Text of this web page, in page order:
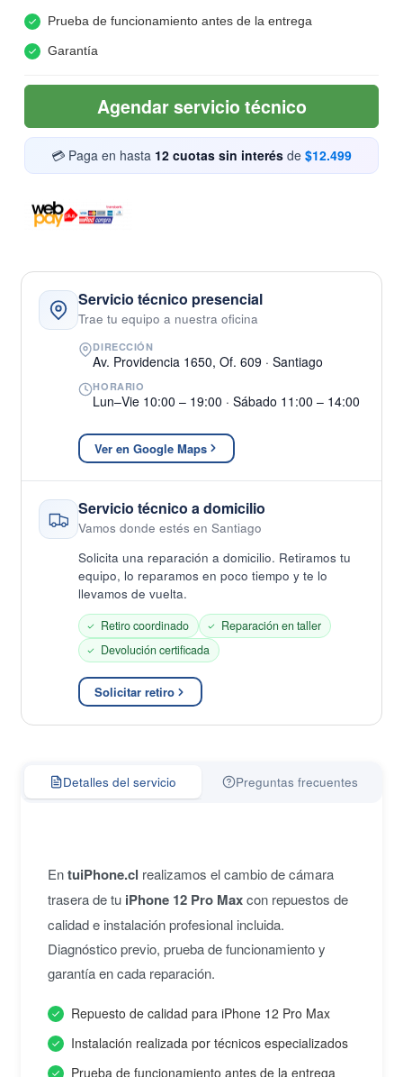
Prueba de funcionamiento antes de la entrega
Garantía
Agendar servicio técnico
💳 Paga en hasta 12 cuotas sin interés de $12.499
Servicio técnico presencial
Trae tu equipo a nuestra oficina
DIRECCIÓN
Av. Providencia 1650, Of. 609 · Santiago
HORARIO
Lun–Vie 10:00 – 19:00 · Sábado 11:00 – 14:00
Ver en Google Maps
Servicio técnico a domicilio
Vamos donde estés en Santiago
Solicita una reparación a domicilio. Retiramos tu
equipo, lo reparamos en poco tiempo y te lo
llevamos de vuelta.
Retiro coordinado
Reparación en taller
Devolución certificada
Solicitar retiro
Detalles del servicio Preguntas frecuentes
EntuiPhone.cl realizamos el cambio de cámara
trasera de tu iPhone 12 Pro Maxcon repuestos de
calidad e instalación profesional incluida.
Diagnóstico previo, prueba de funcionamiento y
garantía en cada reparación.
Repuesto de calidad para iPhone 12 Pro Max
Instalación realizada por técnicos especializados
Prueba de funcionamiento antes de la entrega